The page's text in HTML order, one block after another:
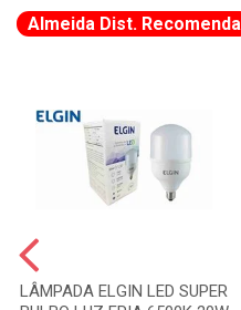
Almeida Dist. Recomenda
LÂMPADA ELGIN LED SUPER